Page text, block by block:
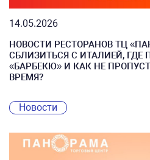
14.05.2026
НОВОСТИ РЕСТОРАНОВ ТЦ
СБЛИЗИТЬСЯ С ИТАЛИЕЙ, ГДЕ
«БАРБЕКЮ» И КАК НЕ
ВРЕМЯ?
Новости